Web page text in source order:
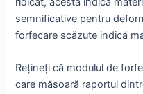
semnificative pentru
forfecare scăzute indică
Rețineți că modulul de
care măsoară raportul